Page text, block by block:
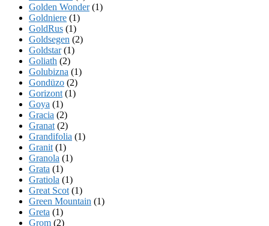
Golden Wonder(1)
Goldniere (1)
GoldRus (1)
Goldsegen (2)
Goldstar(1)
Goliath (2)
Golubizna (1)
Gondüzo (2)
Gorizont (1)
Goya (1)
Gracia (2)
Granat (2)
Grandifolia (1)
Granit (1)
Granola (1)
Grata (1)
Gratiola (1)
Great Scot (1)
Green Mountain (1)
Greta (1)
Grom (2)